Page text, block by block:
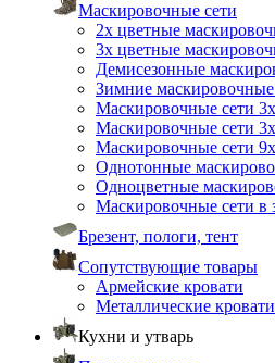
Маскировочные сети
2х цветные
3х цветные
Демисезонные
Зимние маскировочные
Маскировочные сети
Маскировочные сети
Маскировочные сети
Однотонные
Одноцветные
Маскировочные сети
Брезент, пологи, тент
Сопутствующие товары
Армейские кровати
Металлические
Кухни и утварь